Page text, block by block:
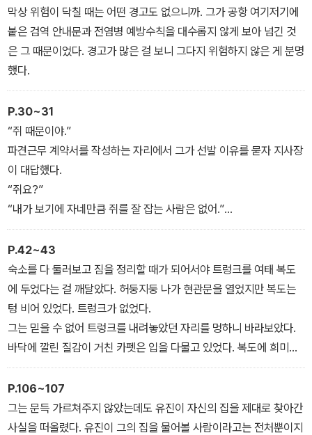
막상 위험이 닥칠 때는 어떤 경고도 없으니까. 그가 공항 여기저기에
붙은 검역 안내문과 전염병 예방수칙을 대수롭지 않게 보아 넘긴 것
은 그 때문이었다. 경고가 많은 걸 보니 그다지 위험하지 않은 게 분명
했다.
P.30~31
“쥐 때문이야.”
파견근무 계약서를 작성하는 자리에서 그가 선발 이유를 묻자 지사장
이 대답했다.
“쥐요?”
“내가 보기에 자네만큼 쥐를 잘 잡는 사람은 없어.”
통역을 겸하는 지사장의 비서가 재미있다는 듯 그를 힐끔거렸다. 그
는 금세 풀이 죽었다. 경영인 연수를 겸한다면서 선발 사유가 시시하
기 짝이 없었다. 아무리 방역회사라고 해도 하필이면 끔찍이 싫어하
는 쥐 때문이라니. 장래성이 촉망된다느니 업무 태도가 훌륭하다느니
실적이 뛰어나다느니 경영자의 자질이 있다느니, 그 모두가 아니라면
까닭 없이 마음에 든다느니 하는 입에 발린 말을 바랐지만 지사장은
더 할 말이 없다는 듯 입을 다물었다.
P.42~43
숙소를 다 둘러보고 짐을 정리할 때가 되어서야 트렁크를 여태 복도
에 두었다는 걸 깨달았다. 허둥지둥 나가 현관문을 열었지만 복도는
텅 비어 있었다. 트렁크가 없었다.
그는 믿을 수 없어 트렁크를 내려놓았던 자리를 멍하니 바라보았다.
바닥에 깔린 질감이 거친 카펫은 입을 다물고 있었다. 복도에 희미한
어둠 말고는 아무것도 없었다. 일정한 간격으로 늘어선 현관문들은
굳게 닫혀 있었다. 그중 한곳에 사는 누군가 트렁크를 가져간 것이 아
니라 애당초 자신이 트렁크를 끌고 오지 않았다 싶을 정도였다.
P.106~107
그는 문득 가르쳐주지 않았는데도 유진이 자신의 집을 제대로 찾아간
사실을 떠올렸다. 유진이 그의 집을 물어볼 사람이라고는 전처뿐이지